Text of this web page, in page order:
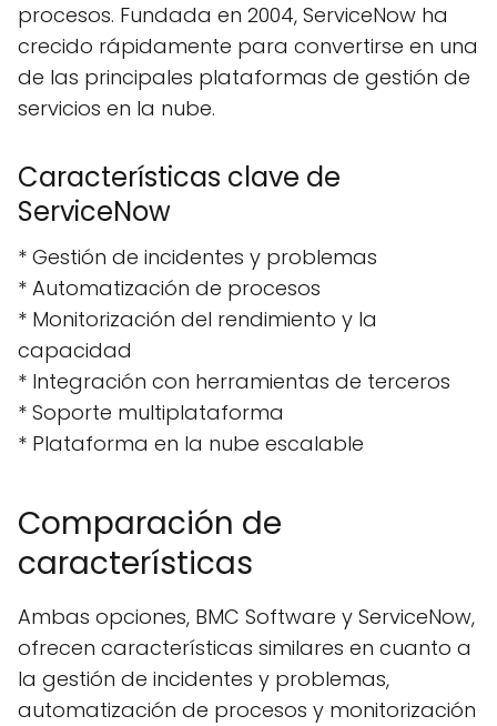
procesos. Fundada en 2004, ServiceNow ha
crecido rápidamente para convertirse en una
de las principales plataformas de gestión de
servicios en la nube.
Características clave de
ServiceNow
* Gestión de incidentes y problemas
* Automatización de procesos
* Monitorización del rendimiento y la
capacidad
* Integración con herramientas de terceros
* Soporte multiplataforma
* Plataforma en la nube escalable
Comparación de
características
Ambas opciones, BMC Software y ServiceNow,
ofrecen características similares en cuanto a
la gestión de incidentes y problemas,
automatización de procesos y monitorización